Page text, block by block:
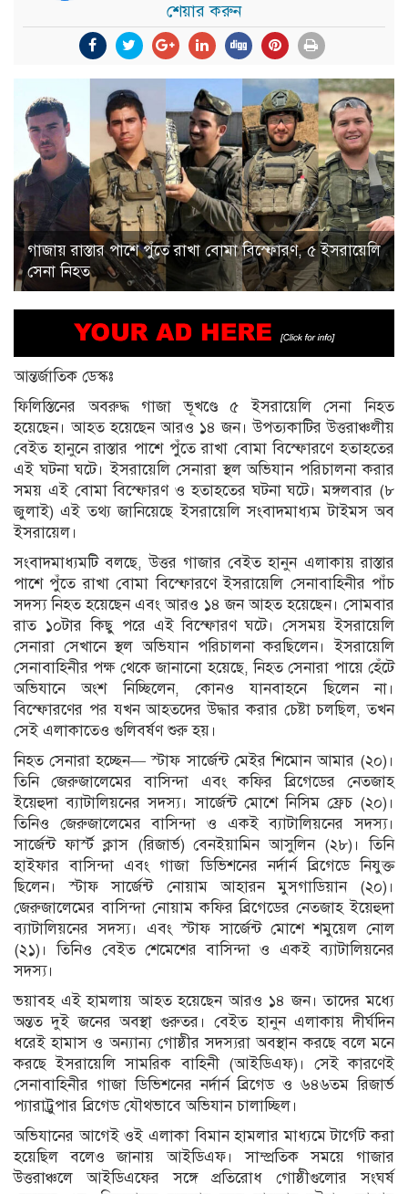
শেয়ার করুন
গাজায় রাস্তার পাশে পুঁতে রাখা বোমা বিস্ফোরণ, ৫ ইসরায়েলি
সেনা নিহত
আন্তর্জাতিক ডেস্কঃ
ফিলিস্তিনের অবরুদ্ধ গাজা ভূখণ্ডে ৫ ইসরায়েলি সেনা নিহত
হয়েছেন। আহত হয়েছেন আরও ১৪ জন। উপত্যকাটির উত্তরাঞ্চলীয়
বেইত হানুনে রাস্তার পাশে পুঁতে রাখা বোমা বিস্ফোরণে হতাহতের
এই ঘটনা ঘটে। ইসরায়েলি সেনারা স্থল অভিযান পরিচালনা করার
সময় এই বোমা বিস্ফোরণ ও হতাহতের ঘটনা ঘটে। মঙ্গলবার (৮
জুলাই) এই তথ্য জানিয়েছে ইসরায়েলি সংবাদমাধ্যম টাইমস অব
ইসরায়েল।
সংবাদমাধ্যমটি বলছে, উত্তর গাজার বেইত হানুন এলাকায় রাস্তার
পাশে পুঁতে রাখা বোমা বিস্ফোরণে ইসরায়েলি সেনাবাহিনীর পাঁচ
সদস্য নিহত হয়েছেন এবং আরও ১৪ জন আহত হয়েছেন। সোমবার
রাত ১০টার কিছু পরে এই বিস্ফোরণ ঘটে। সেসময় ইসরায়েলি
সেনারা সেখানে স্থল অভিযান পরিচালনা করছিলেন। ইসরায়েলি
সেনাবাহিনীর পক্ষ থেকে জানানো হয়েছে, নিহত সেনারা পায়ে হেঁটে
অভিযানে অংশ নিচ্ছিলেন, কোনও যানবাহনে ছিলেন না।
বিস্ফোরণের পর যখন আহতদের উদ্ধার করার চেষ্টা চলছিল, তখন
সেই এলাকাতেও গুলিবর্ষণ শুরু হয়।
নিহত সেনারা হচ্ছেন— স্টাফ সার্জেন্ট মেইর শিমোন আমার (২০)।
তিনি জেরুজালেমের বাসিন্দা এবং কফির ব্রিগেডের নেতজাহ
ইয়েহুদা ব্যাটালিয়নের সদস্য। সার্জেন্ট মোশে নিসিম ফ্রেচ (২০)।
তিনিও জেরুজালেমের বাসিন্দা ও একই ব্যাটালিয়নের সদস্য।
সার্জেন্ট ফার্স্ট ক্লাস (রিজার্ভ) বেনইয়ামিন আসুলিন (২৮)। তিনি
হাইফার বাসিন্দা এবং গাজা ডিভিশনের নর্দার্ন ব্রিগেডে নিযুক্ত
ছিলেন। স্টাফ সার্জেন্ট নোয়াম আহারন মুসগাডিয়ান (২০)।
জেরুজালেমের বাসিন্দা নোয়াম কফির ব্রিগেডের নেতজাহ ইয়েহুদা
ব্যাটালিয়নের সদস্য। এবং স্টাফ সার্জেন্ট মোশে শমুয়েল নোল
(২১)। তিনিও বেইত শেমেশের বাসিন্দা ও একই ব্যাটালিয়নের
সদস্য।
ভয়াবহ এই হামলায় আহত হয়েছেন আরও ১৪ জন। তাদের মধ্যে
অন্তত দুই জনের অবস্থা গুরুতর। বেইত হানুন এলাকায় দীর্ঘদিন
ধরেই হামাস ও অন্যান্য গোষ্ঠীর সদস্যরা অবস্থান করছে বলে মনে
করছে ইসরায়েলি সামরিক বাহিনী (আইডিএফ)। সেই কারণেই
সেনাবাহিনীর গাজা ডিভিশনের নর্দার্ন ব্রিগেড ও ৬৪৬তম রিজার্ভ
প্যারাট্রুপার ব্রিগেড যৌথভাবে অভিযান চালাচ্ছিল।
অভিযানের আগেই ওই এলাকা বিমান হামলার মাধ্যমে টার্গেট করা
হয়েছিল বলেও জানায় আইডিএফ। সাম্প্রতিক সময়ে গাজার
উত্তরাঞ্চলে আইডিএফের সঙ্গে প্রতিরোধ গোষ্ঠীগুলোর সংঘর্ষ